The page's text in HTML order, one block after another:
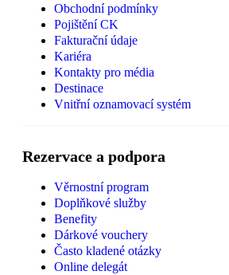
Obchodní podmínky
Pojištění CK
Fakturační údaje
Kariéra
Kontakty pro média
Destinace
Vnitřní oznamovací systém
Rezervace a podpora
Věrnostní program
Doplňkové služby
Benefity
Dárkové vouchery
Často kladené otázky
Online delegát